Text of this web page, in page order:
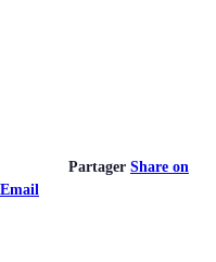
Partager Share on